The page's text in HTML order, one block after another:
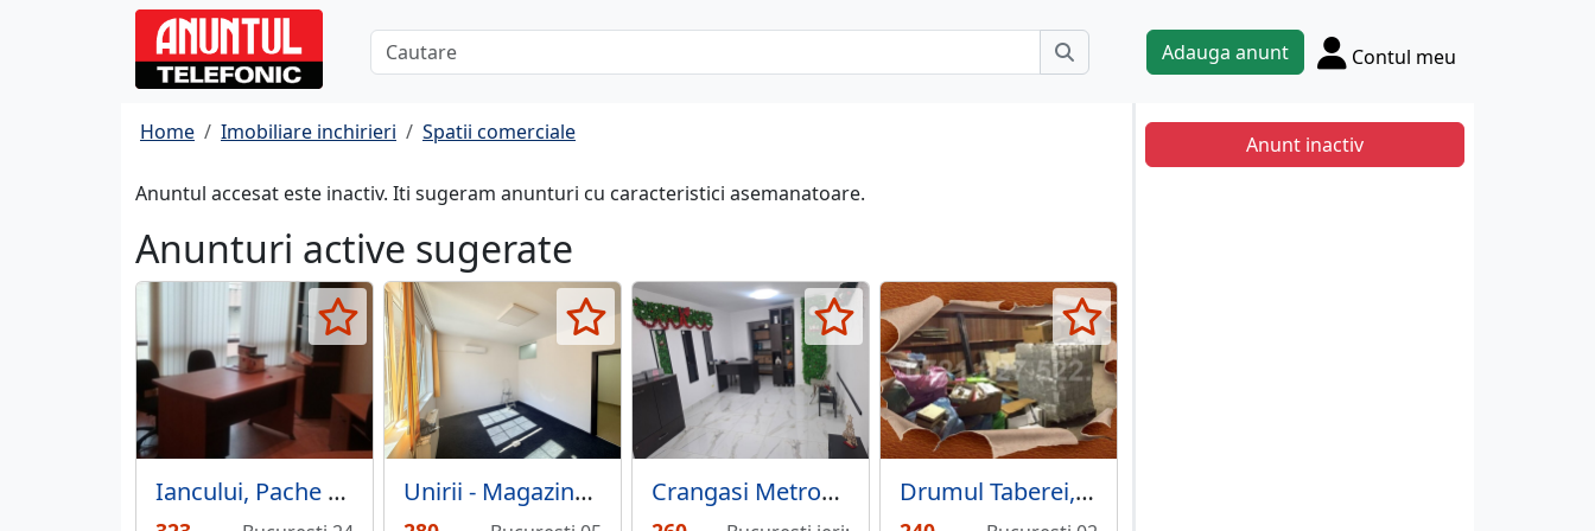
Adauga anunt Contul meu
Home Imobiliare inchirieri Spatii comerciale
Anuntul accesat este inactiv. Iti sugeram anunturi cu caracteristici asemanatoare.
Anunturi active sugerate
Iancului, Pache Protopopescu, spatii birouri Unirii - Magazinul Zepter, Spatiu de birou, Cladire de Birouri Crangasi Metrou 5 minute, spatiu comercial sau birou. Drumul Taberei, Materna, V.Ialomitei, spre centru, vedere din bd.,
Anunt inactiv